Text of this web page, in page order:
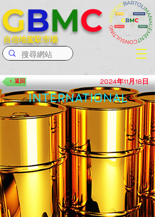
自信地駕馭市場
GBMC
< 返回 2024年11月18日
INTERNATIONAL